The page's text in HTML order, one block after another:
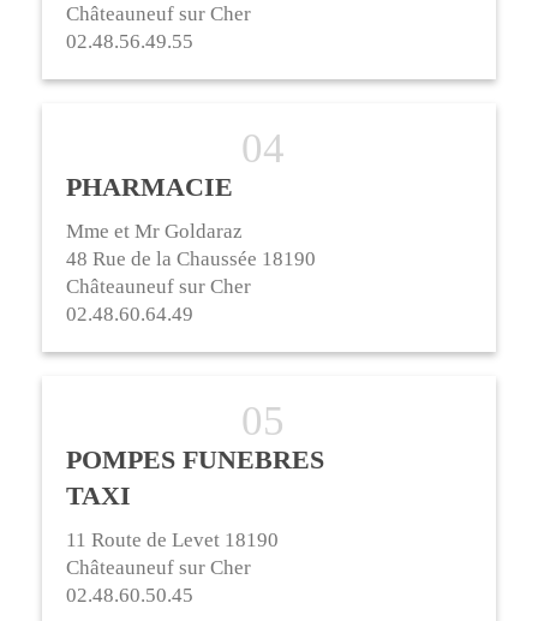
Châteauneuf sur Cher
02.48.56.49.55
PHARMACIE
Mme et Mr Goldaraz
48 Rue de la Chaussée 18190
Châteauneuf sur Cher
02.48.60.64.49
POMPES FUNEBRES
TAXI
11 Route de Levet 18190
Châteauneuf sur Cher
02.48.60.50.45